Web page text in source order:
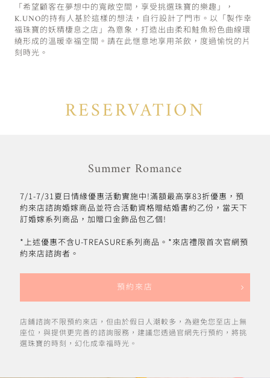
「希望顧客在夢想中的寬敞空間，享受挑選珠寶的樂趣」，
K.UNO的持有人基於這樣的想法，自行設計了門市。以「製作幸
福珠寶的妖精棲息之店」為意象，打造出由柔和鮭魚粉色曲線環
繞形成的溫暖幸福空間。請在此愜意地享用茶飲，度過愉悅的片
刻時光。
RESERVATION
Summer Romance
7/1-7/31夏日情緣優惠活動實施中!滿額最高享83折優惠，預
約來店諮詢婚嫁商品並符合活動資格贈結婚書約乙份，當天下
訂婚嫁系列商品，加贈口金飾品包乙個!
*上述優惠不含U-TREASURE系列商品。*來店禮限首次官網預
約來店諮詢者。
預約來店
店鋪諮詢不限預約來店，但由於假日人潮較多，為避免您至店上無
座位，與提供更完善的諮詢服務，建議您透過官網先行預約，將挑
選珠寶的時刻，幻化成幸福時光。